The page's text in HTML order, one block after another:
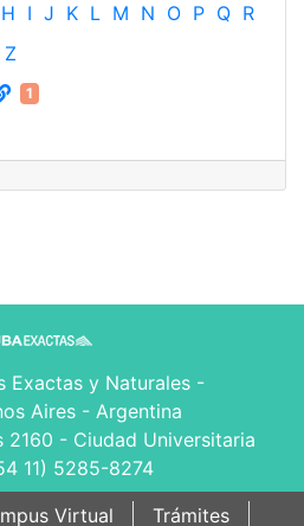
H I J K L M N O P Q R
Z
1
Exactas y Naturales -
Aires - Argentina
2160 - Ciudad Universitaria
11) 5285-8274
Virtual Trámites